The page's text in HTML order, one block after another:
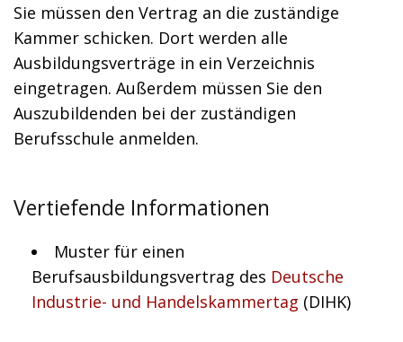
Sie müssen den Vertrag an die zuständige
Kammer schicken. Dort werden alle
Ausbildungsverträge in ein Verzeichnis
eingetragen. Außerdem müssen Sie den
Auszubildenden bei der zuständigen
Berufsschule anmelden.
Vertiefende Informationen
Muster für einen
Berufsausbildungsvertrag des Deutsche
Industrie- und Handelskammertag (DIHK)